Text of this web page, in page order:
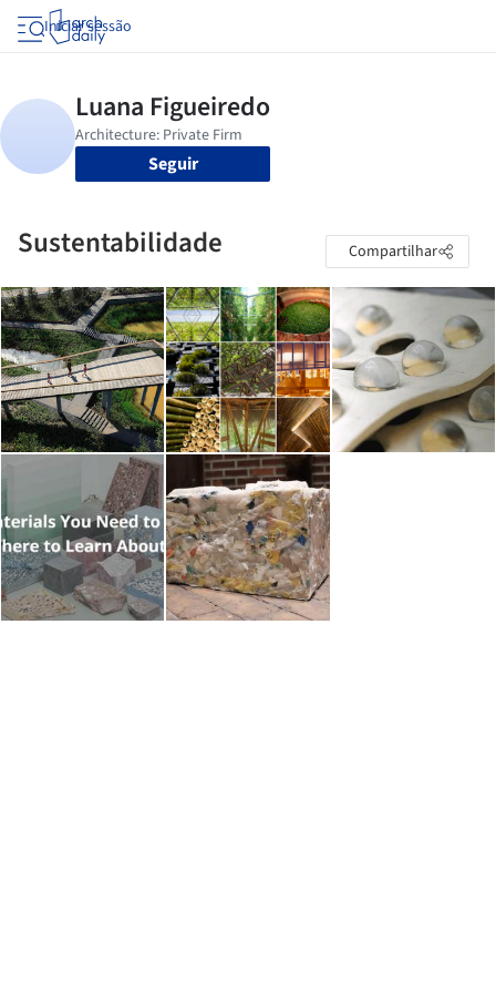
Iniciar sessão
Seguir
Sustentabilidade Compartilhar